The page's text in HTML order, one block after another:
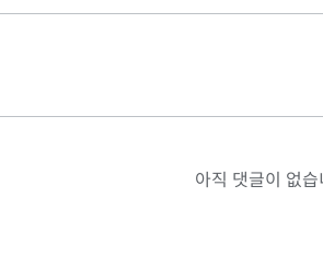
아직 댓글이 없습